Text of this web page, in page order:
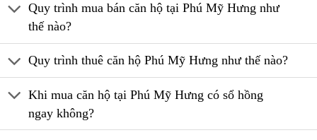
Quy trình mua bán căn hộ tại Phú Mỹ Hưng như
thế nào?
Quy trình thuê căn hộ Phú Mỹ Hưng như thế nào?
Khi mua căn hộ tại Phú Mỹ Hưng có sổ hồng
ngay không?